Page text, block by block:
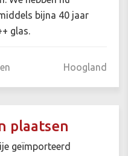
bijna 40 jaar
glas.
Hoogland
plaatsen
geïmporteerd